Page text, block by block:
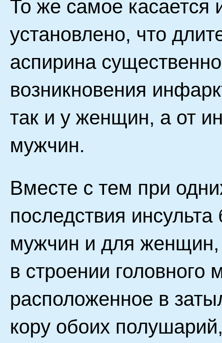
То же самое касается
установлено, что
аспирина
возникновения
так и у женщин, а от
мужчин.
Вместе с тем при
последствия
мужчин и для женщин,
в строении головного
расположенное в
кору обоих